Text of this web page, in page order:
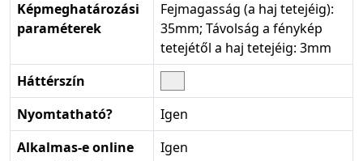
Képmeghatározási
paraméterek
Fejmagasság (a haj tetejéig):
35mm; Távolság a fénykép
tetejétől a haj tetejéig: 3mm
Háttérszín
Nyomtatható?
Igen
Alkalmas-e online
Igen